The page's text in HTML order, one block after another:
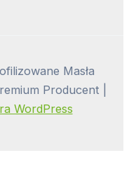
Masła
Producent |
WordPress